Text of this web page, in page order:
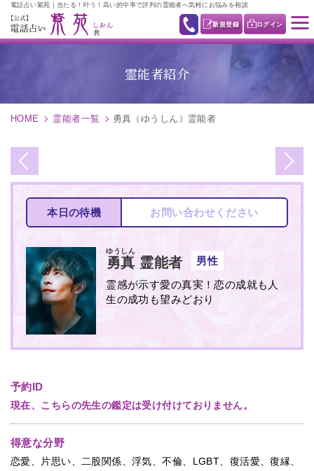
電話占い紫苑｜当たる！叶う！高い的中率で評判の霊能者へ気軽にお悩みを相談
新規登録 ログイン
霊能者紹介
HOME 霊能者一覧 勇真（ゆうしん）霊能者
本日の待機 お問い合わせください
勇真
ゆうしん
霊能者 男性
霊感が示す愛の真実！恋の成就も人
生の成功も望みどおり
予約ID
現在、こちらの先生の鑑定は受け付けておりません。
得意な分野
恋愛、片思い、二股関係、浮気、不倫、LGBT、復活愛、復縁、